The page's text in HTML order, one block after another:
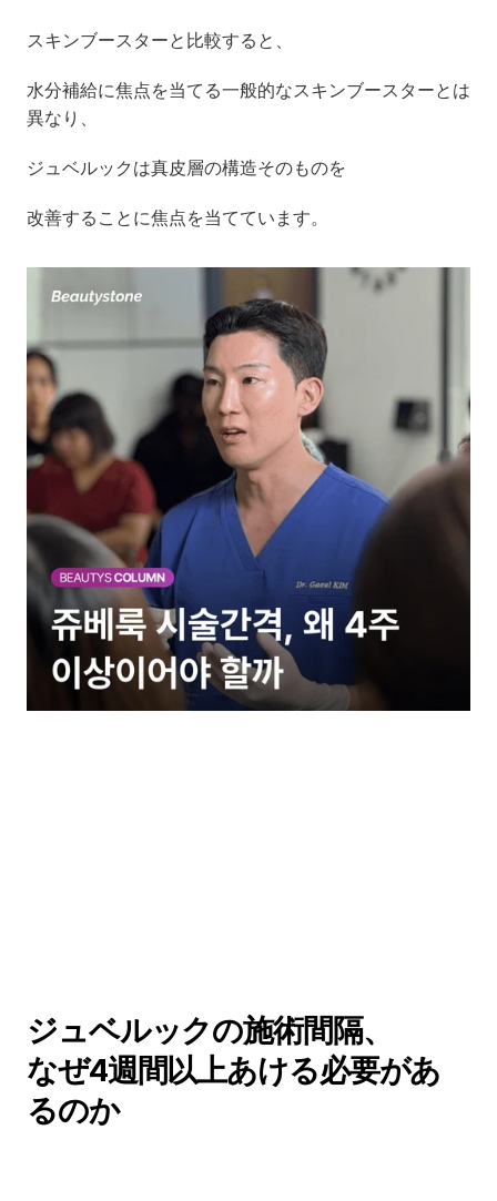
スキンブースターと比較すると、
水分補給に焦点を当てる一般的なスキンブースターとは
異なり、
ジュベルックは真皮層の構造そのものを
改善することに焦点を当てています。
ジュベルックの施術間隔、
なぜ4週間以上あける必要があ
るのか